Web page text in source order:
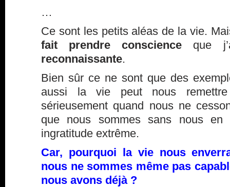
…
Ce sont les petits aléas de la vie.
fait prendre conscience que
reconnaissante.
Bien sûr ce ne sont que des
aussi la vie peut nous
sérieusement quand nous ne
que nous sommes sans nous en
ingratitude extrême.
Car, pourquoi la vie nous
nous ne sommes même pas
nous avons déjà ?